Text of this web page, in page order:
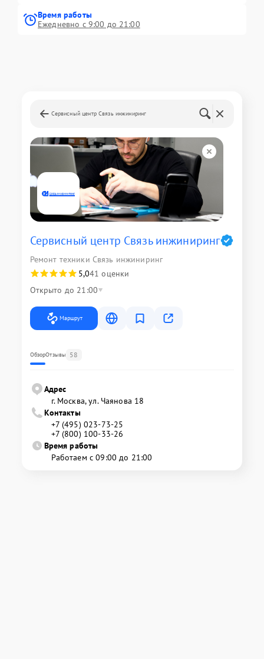
Время работы
Ежедневно с 9:00 до 21:00
Сервисный центр Связь инжиниринг
Сервисный центр Связь инжиниринг
Ремонт техники Связь инжиниринг
5,041 оценки
Открыто до 21:00
Маршрут
ОбзорОтзывы 58
Адрес
г. Москва, ул. Чаянова 18
Контакты
+7 (495) 023-73-25
+7 (800) 100-33-26
Время работы
Работаем с 09:00 до 21:00